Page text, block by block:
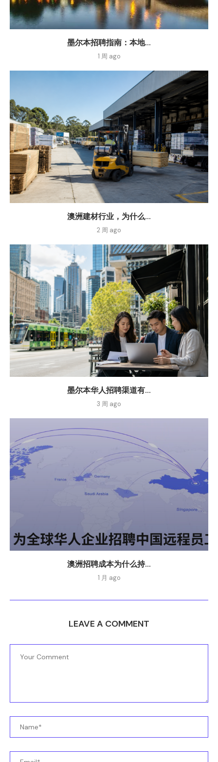
墨尔本招聘指南：本地...
1 周 ago
澳洲建材行业，为什么...
2 周 ago
墨尔本华人招聘渠道有...
3 周 ago
澳洲招聘成本为什么持...
1 月 ago
LEAVE A COMMENT